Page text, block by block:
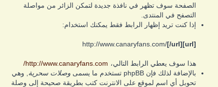
الصفحة سوف تظهر في نافذة جديدة لتمكن الزائر من مواصلة
التصفح في المنتدى.
إذا كنت تريد إظهار الرابط فقط يمكنك استخدام:
[url]
http://www.canaryfans.com/[/url]
هذا سوف يعطي الرابط التالي، http://www.canaryfans.com/
بالإضافة لذلك فإن phpBB تستخدم ما يسمى
وصلات سحرية , وهي
تحوبل أي اسم لموقع على الانترنت كتب بطريقة صحيحة إلى وصلة